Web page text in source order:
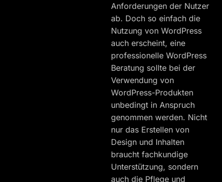
Anforderungen der Nutzer
ab. Doch so einfach die
Nutzung von WordPress
auch erscheint, eine
professionelle WordPress
Beratung sollte bei der
Verwendung von
WordPress-Produkten
unbedingt in Anspruch
genommen werden. Nicht
nur das Erstellen von
Design und Inhalten
braucht fachkundige
Unterstützung, sondern
auch die Pflege und